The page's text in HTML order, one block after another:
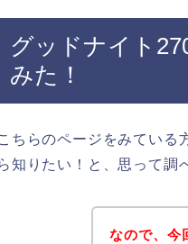
グッドナイト
みた！
ちらのページをみている
知りたい！と、思って調
なので、今